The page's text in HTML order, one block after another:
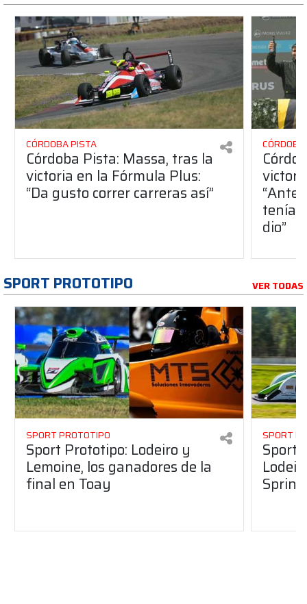
CÓRDOBA PISTA
Córdoba Pista: Massa, tras la
victoria en la Fórmula Plus:
“Da gusto correr carreras así”
dio”
SPORT PROTOTIPO VER TODAS
SPORT PROTOTIPO
Sport Prototipo: Lodeiro y
Lemoine, los ganadores de la
final en Toay
SPORT
Sport
Sprint